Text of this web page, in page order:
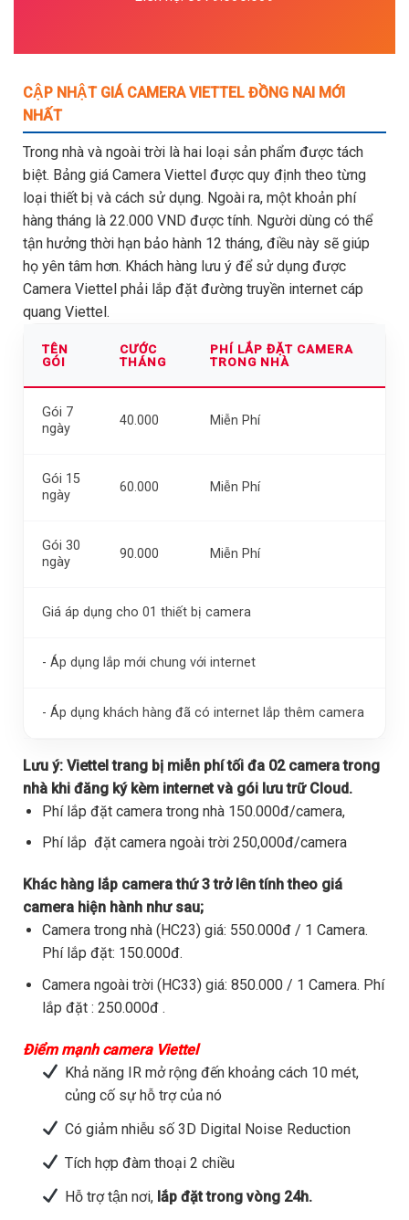
CẬP NHẬT GIÁ CAMERA VIETTEL ĐỒNG NAI MỚI
NHẤT
Trong nhà và ngoài trời là hai loại sản phẩm được tách
biệt. Bảng giá Camera Viettel được quy định theo từng
loại thiết bị và cách sử dụng. Ngoài ra, một khoản phí
hàng tháng là 22.000 VND được tính. Người dùng có thể
tận hưởng thời hạn bảo hành 12 tháng, điều này sẽ giúp
họ yên tâm hơn. Khách hàng lưu ý để sử dụng được
Camera Viettel phải lắp đặt đường truyền internet cáp
quang Viettel.
TÊN
GÓI
CƯỚC
THÁNG
PHÍ LẮP ĐẶT CAMERA
TRONG NHÀ
Gói 7
ngày
40.000 Miễn Phí
Gói 15
ngày
60.000 Miễn Phí
Gói 30
ngày
90.000 Miễn Phí
Giá áp dụng cho 01 thiết bị camera
- Áp dụng lắp mới chung với internet
- Áp dụng khách hàng đã có internet lắp thêm camera
Lưu ý: Viettel trang bị miễn phí tối đa 02 camera trong
nhà khi đăng ký kèm internet và gói lưu trữ Cloud.
Phí lắp đặt camera trong nhà 150.000đ/camera,
Phí lắp đặt camera ngoài trời 250,000đ/camera
Khác hàng lắp camera thứ 3 trở lên tính theo giá
camera hiện hành như sau;
Camera trong nhà (HC23) giá: 550.000đ / 1 Camera.
Phí lắp đặt: 150.000đ.
Camera ngoài trời (HC33) giá: 850.000 / 1 Camera. Phí
lắp đặt : 250.000đ .
Điểm mạnh camera Viettel
Khả năng IR mở rộng đến khoảng cách 10 mét,
củng cố sự hỗ trợ của nó
Có giảm nhiễu số 3D Digital Noise Reduction
Tích hợp đàm thoại 2 chiều
Hỗ trợ tận nơi,lắp đặt trong vòng 24h.